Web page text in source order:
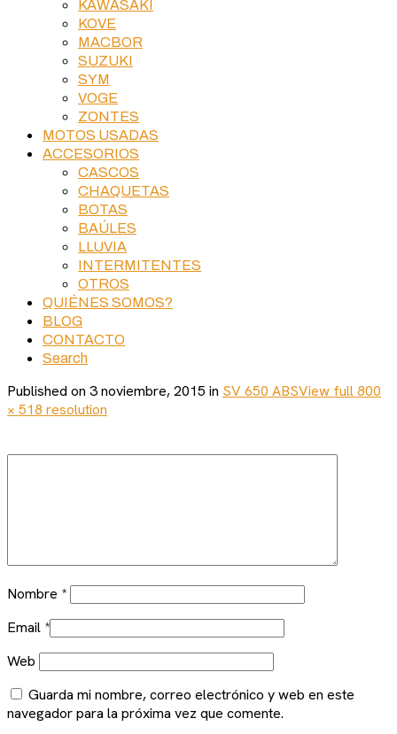
KAWASAKI
KOVE
MACBOR
SUZUKI
SYM
VOGE
ZONTES
MOTOS USADAS
ACCESORIOS
CASCOS
CHAQUETAS
BOTAS
BAÚLES
LLUVIA
INTERMITENTES
OTROS
QUIÉNES SOMOS?
BLOG
CONTACTO
Search
Published on 3 noviembre, 2015 in SV 650 ABSView full 800
× 518 resolution
Nombre *
Email *
Web
Guarda mi nombre, correo electrónico y web en este
navegador para la próxima vez que comente.